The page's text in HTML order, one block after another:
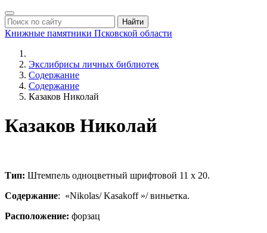
Найти
Книжные памятники Псковской области
Экслибрисы личных библиотек
Содержание
Содержание
Казаков Николай
Казаков Николай
Тип: Штемпель одноцветный шрифтовой 11 х 20.
Содержание: «Nikolas/ Kasakoff »/ виньетка.
Расположение: форзац